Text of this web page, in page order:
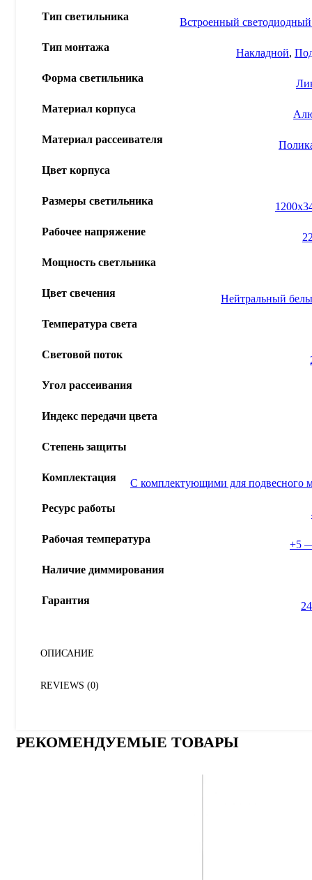
Тип светильника Встроенный
Тип монтажа Накладной,
Форма светильника
Материал корпуса
Материал рассеивателя
Цвет корпуса
Размеры светильника
Рабочее напряжение
Мощность светльника
Цвет свечения Нейтральный
Температура света
Световой поток
Угол рассеивания
Индекс передачи цвета
Степень защиты
Комплектация С комплектующими для подвесного
Ресурс работы
Рабочая температура +5
Наличие диммирования
Гарантия
ОПИСАНИЕ
REVIEWS (0)
РЕКОМЕНДУЕМЫЕ ТОВАРЫ